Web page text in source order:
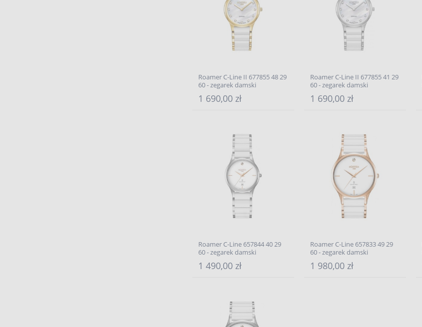
Roamer C-Line II 677855 48 29
60 - zegarek damski
1 690,00 zł
Roamer C-Line II 677855 41 29
60 - zegarek damski
1 690,00 zł
Roamer C-Line 657844 40 29
60 - zegarek damski
1 490,00 zł
Roamer C-Line 657833 49 29
60 - zegarek damski
1 980,00 zł